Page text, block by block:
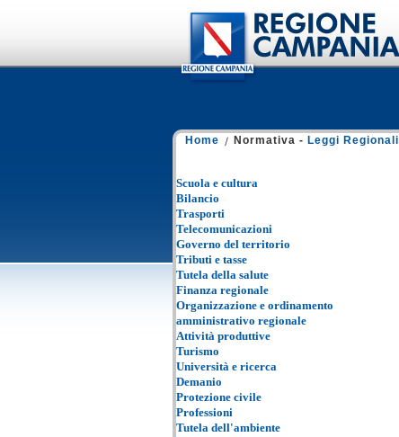
Home Normativa - Leggi Regionali
Scuola e cultura
Bilancio
Trasporti
Telecomunicazioni
Governo del territorio
Tributi e tasse
Tutela della salute
Finanza regionale
Organizzazione e ordinamento
amministrativo regionale
Attività produttive
Turismo
Università e ricerca
Demanio
Protezione civile
Professioni
Tutela dell'ambiente